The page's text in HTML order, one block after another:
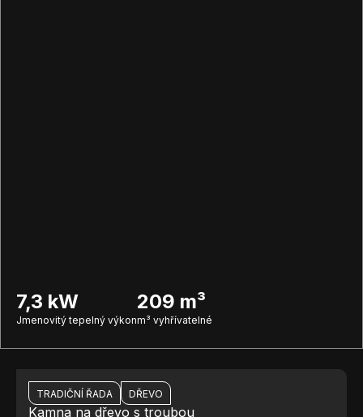
7,3 kW
Jmenovitý tepelný výkon
209 m³
m³ vyhřívatelné
TRADIČNÍ ŘADA DŘEVO
Kamna na dřevo s troubou